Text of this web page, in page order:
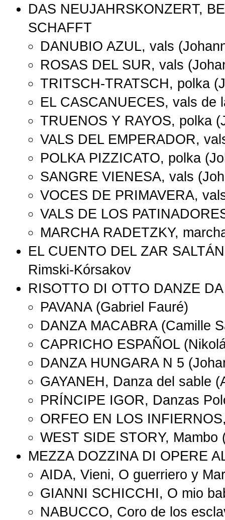
DAS NEUJAHRSKONZERT,
SCHAFFT
DANUBIO AZUL, vals
ROSAS DEL SUR, vals
TRITSCH-TRATSCH, polka
EL CASCANUECES, vals de
TRUENOS Y RAYOS, polka
VALS DEL EMPERADOR,
POLKA PIZZICATO, polka
SANGRE VIENESA, vals
VOCES DE PRIMAVERA,
VALS DE LOS
MARCHA RADETZKY,
EL CUENTO DEL ZAR
Rimski-Kórsakov
RISOTTO DI OTTO DANZE
PAVANA (Gabriel Fauré)
DANZA MACABRA (Camille
CAPRICHO ESPAÑOL
DANZA HUNGARA N 5
GAYANEH, Danza del sable
PRÍNCIPE IGOR, Danzas
ORFEO EN LOS
WEST SIDE STORY, Mambo
MEZZA DOZZINA DI OPERE
AIDA, Vieni, O guerriero y
GIANNI SCHICCHI, O mio
NABUCCO, Coro de los